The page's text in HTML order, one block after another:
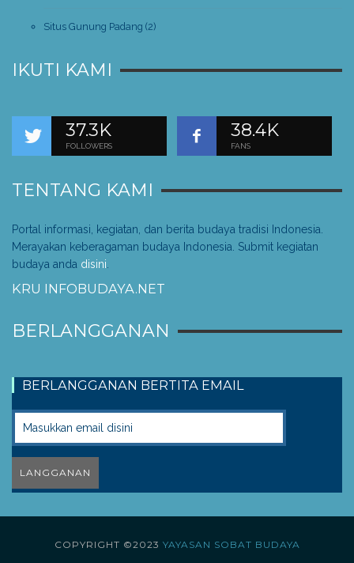
Situs Gunung Padang (2)
IKUTI KAMI
37.3K
FOLLOWERS
38.4K
FANS
TENTANG KAMI
Portal informasi, kegiatan, dan berita budaya tradisi Indonesia.
Merayakan keberagaman budaya Indonesia. Submit kegiatan
budaya anda disini
KRU INFOBUDAYA.NET
BERLANGGANAN
BERLANGGANAN BERTITA EMAIL
COPYRIGHT ©2023 YAYASAN SOBAT BUDAYA